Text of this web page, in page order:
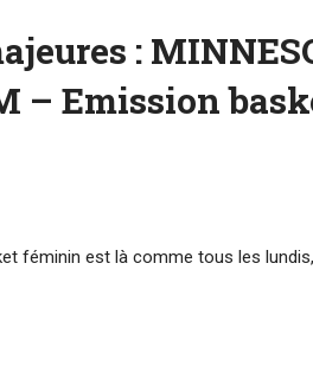
:
– Emission
féminin est là comme tous les